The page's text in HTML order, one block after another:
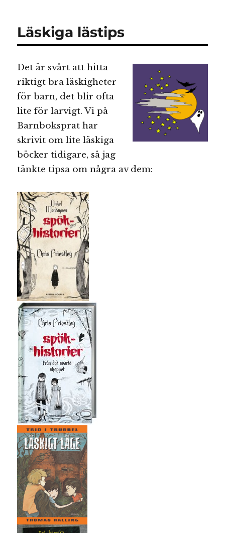
Läskiga lästips
Det är svårt att hitta
riktigt bra läskigheter
för barn, det blir ofta
lite för larvigt. Vi på
Barnboksprat har
skrivit om lite läskiga
böcker tidigare, så jag
tänkte tipsa om några av dem: